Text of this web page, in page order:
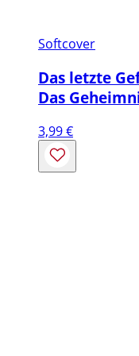
Softcover
Das letzte
Das
3,99€